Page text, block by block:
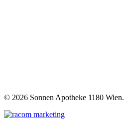
© 2026 Sonnen Apotheke 1180 Wien.